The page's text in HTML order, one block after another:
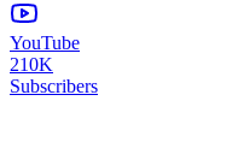
YouTube
210K
Subscribers